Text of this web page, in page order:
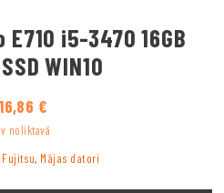
i5-3470 16GB
WIN10
€
noliktavā
Fujitsu, Mājas datori